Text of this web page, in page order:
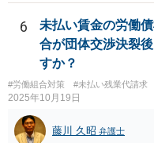
しい案件です。労働組合への
更できない労働条件の場合
意が必要です。この場合、真
ます。就業規則の不利益変更
づいて判断されます。周知性
す。合理性は必要性、不利益
ます。良い解決になりますよ
と追及されたい場合には、労
理等にも通じた弁護士等に相
6
未払い賃金の労働
合が団体交渉決裂
すか？
#労働組合対策 #未払い残業代請求
2025年10月19日
藤川 久昭 弁護士